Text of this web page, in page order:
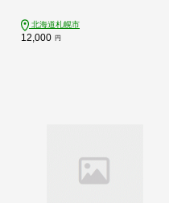
ら 札幌市
北海道札幌市
12,000 円